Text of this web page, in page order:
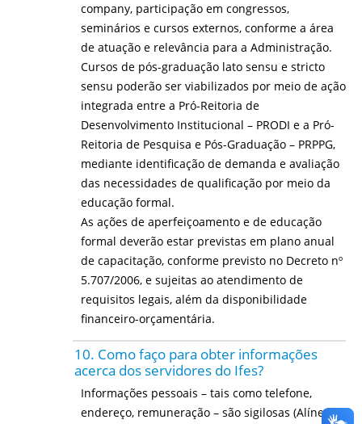
company, participação em congressos,
seminários e cursos externos, conforme a área
de atuação e relevância para a Administração.
Cursos de pós-graduação lato sensu e stricto
sensu poderão ser viabilizados por meio de ação
integrada entre a Pró-Reitoria de
Desenvolvimento Institucional – PRODI e a Pró-
Reitoria de Pesquisa e Pós-Graduação – PRPPG,
mediante identificação de demanda e avaliação
das necessidades de qualificação por meio da
educação formal.
As ações de aperfeiçoamento e de educação
formal deverão estar previstas em plano anual
de capacitação, conforme previsto no Decreto nº
5.707/2006, e sujeitas ao atendimento de
requisitos legais, além da disponibilidade
financeiro-orçamentária.
10. Como faço para obter informações
acerca dos servidores do Ifes?
Informações pessoais – tais como telefone,
endereço, remuneração – são sigilosas (Alínea a,